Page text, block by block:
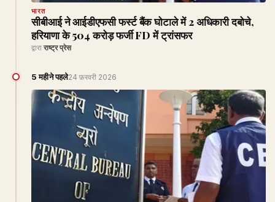
भारत
सीबीआई ने आईडीएफसी फर्स्ट बैंक घोटाले में 2 अधिकारी दबोचे,
हरियाणा के ₹504 करोड़ फर्जी FD में ट्रांसफर
द्वारा राष्ट्र प्रेस
5 महीने पहले24 फ़रवरी 2026